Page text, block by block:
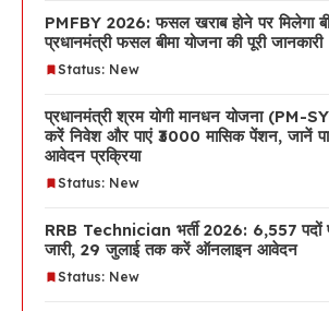
PMFBY 2026: फसल खराब होने पर मिलेगा
प्रधानमंत्री फसल बीमा योजना की पूरी जानकारी
Status: New
प्रधानमंत्री श्रम योगी मानधन योजना (PM-
करें निवेश और पाएं ₹3000 मासिक पेंशन, जानें
आवेदन प्रक्रिया
Status: New
RRB Technician भर्ती 2026: 6,557 पदों
जारी, 29 जुलाई तक करें ऑनलाइन आवेदन
Status: New